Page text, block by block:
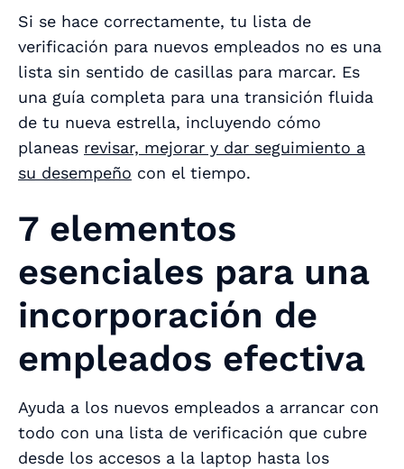
Si se hace correctamente, tu lista de
verificación para nuevos empleados no es una
lista sin sentido de casillas para marcar. Es
una guía completa para una transición fluida
de tu nueva estrella, incluyendo cómo
planeas revisar, mejorar y dar seguimiento a
su desempeño con el tiempo.
7 elementos
esenciales para una
incorporación de
empleados efectiva
Ayuda a los nuevos empleados a arrancar con
todo con una lista de verificación que cubre
desde los accesos a la laptop hasta los